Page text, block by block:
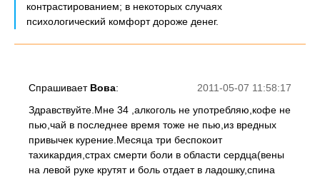
контрастированием; в некоторых случаях
психологический комфорт дороже денег.
2011-05-07 11:58:17
Спрашивает Вова:
Здравствуйте.Мне 34 ,алкоголь не употребляю,кофе не
пью,чай в последнее время тоже не пью,из вредных
привычек курение.Месяца три беспокоит
тахикардия,страх смерти боли в области сердца(вены
на левой руке крутят и боль отдает в ладошку,спина